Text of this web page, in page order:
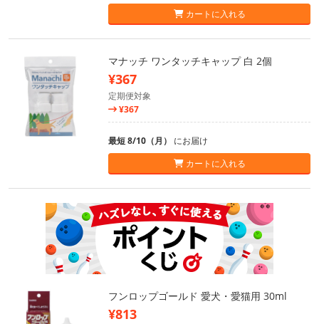
カートに入れる
マナッチ ワンタッチキャップ 白 2個
¥367
定期便対象
¥367
最短 8/10（月） にお届け
カートに入れる
フンロップゴールド 愛犬・愛猫用 30ml
¥813